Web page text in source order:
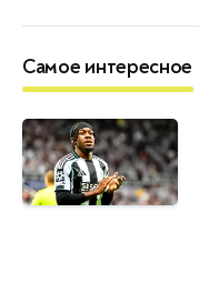
Самое интересное